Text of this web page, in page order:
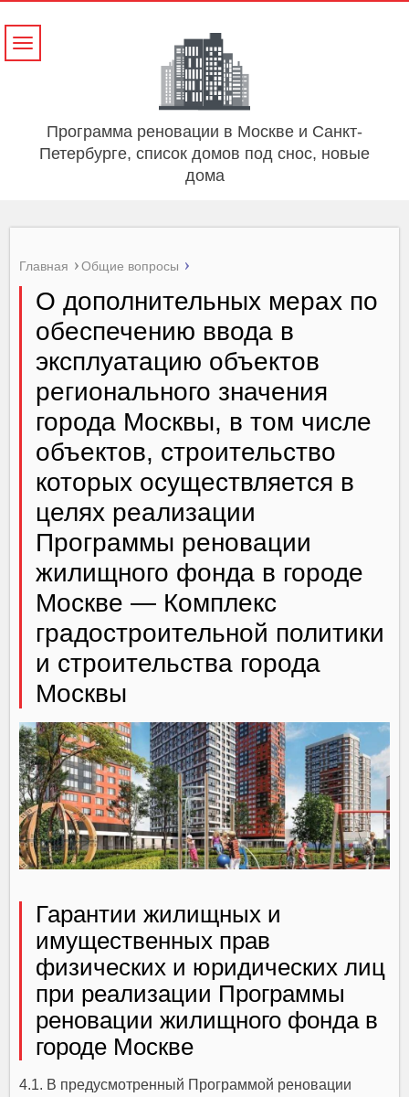
Программа реновации в Москве и Санкт-
Петербурге, список домов под снос, новые
дома
Навигация
Главная Общие вопросы
О дополнительных мерах по
обеспечению ввода в
эксплуатацию объектов
регионального значения
города Москвы, в том числе
объектов, строительство
которых осуществляется в
целях реализации
Программы реновации
жилищного фонда в городе
Москве — Комплекс
градостроительной политики
и строительства города
Москвы
Гарантии жилищных и
имущественных прав
физических и юридических лиц
при реализации Программы
реновации жилищного фонда в
городе Москве
4.1. В предусмотренный Программой реновации